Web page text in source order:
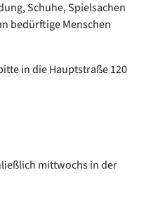
Schuhe, Spielsachen
bedürftige Menschen
in die Hauptstraße 120
mittwochs in der